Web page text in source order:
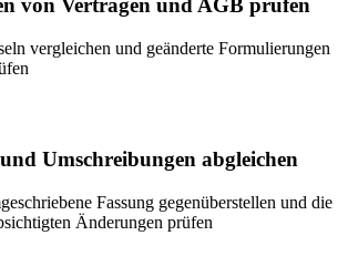
von Verträgen und AGB prüfen
vergleichen und geänderte Formulierungen
Umschreibungen abgleichen
Fassung gegenüberstellen und die
Änderungen prüfen